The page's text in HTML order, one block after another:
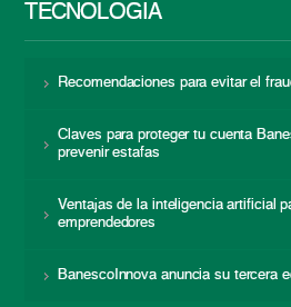
TECNOLOGÍA
Recomendaciones para evitar el
Claves para proteger tu cuenta
prevenir estafas
Ventajas de la inteligencia artificial
emprendedores
BanescoInnova anuncia su tercera